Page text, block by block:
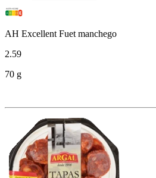
AH Excellent Fuet manchego
2.59
70 g